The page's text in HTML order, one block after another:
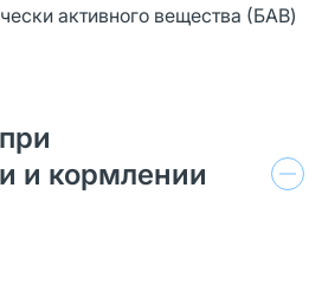
активного вещества (БАВ)
и кормлении